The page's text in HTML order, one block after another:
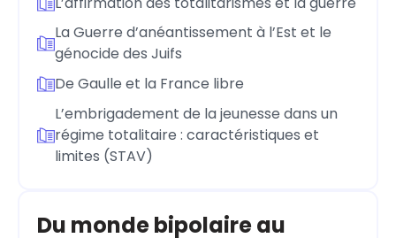
La Guerre d’anéantissement à l’Est et le
génocide des Juifs
De Gaulle et la France libre
L’embrigadement de la jeunesse dans un
régime totalitaire : caractéristiques et
limites (STAV)
Du monde bipolaire au